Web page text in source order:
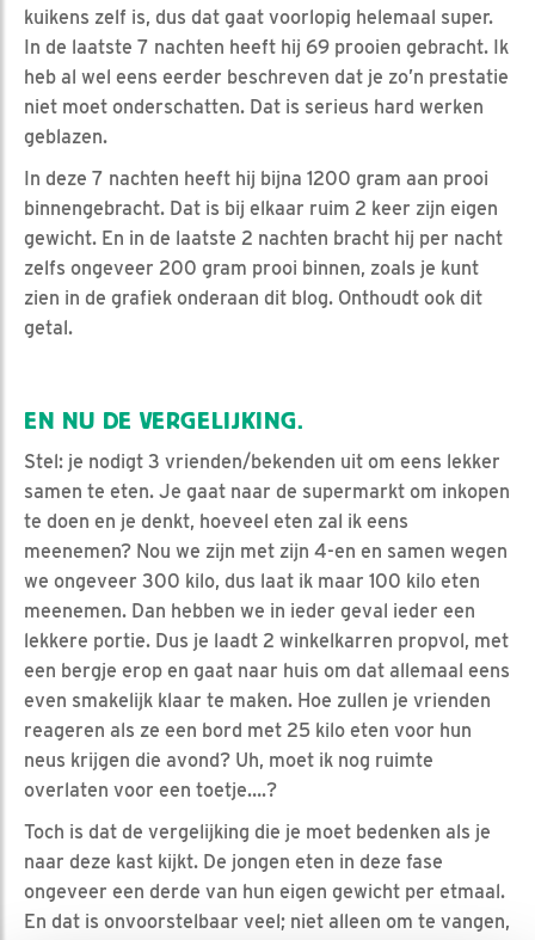
kuikens zelf is, dus dat gaat voorlopig helemaal super.
In de laatste 7 nachten heeft hij 69 prooien gebracht. Ik
heb al wel eens eerder beschreven dat je zo’n prestatie
niet moet onderschatten. Dat is serieus hard werken
geblazen.
In deze 7 nachten heeft hij bijna 1200 gram aan prooi
binnengebracht. Dat is bij elkaar ruim 2 keer zijn eigen
gewicht. En in de laatste 2 nachten bracht hij per nacht
zelfs ongeveer 200 gram prooi binnen, zoals je kunt
zien in de grafiek onderaan dit blog. Onthoudt ook dit
getal.
EN NU DE VERGELIJKING.
Stel: je nodigt 3 vrienden/bekenden uit om eens lekker
samen te eten. Je gaat naar de supermarkt om inkopen
te doen en je denkt, hoeveel eten zal ik eens
meenemen? Nou we zijn met zijn 4-en en samen wegen
we ongeveer 300 kilo, dus laat ik maar 100 kilo eten
meenemen. Dan hebben we in ieder geval ieder een
lekkere portie. Dus je laadt 2 winkelkarren propvol, met
een bergje erop en gaat naar huis om dat allemaal eens
even smakelijk klaar te maken. Hoe zullen je vrienden
reageren als ze een bord met 25 kilo eten voor hun
neus krijgen die avond? Uh, moet ik nog ruimte
overlaten voor een toetje….?
Toch is dat de vergelijking die je moet bedenken als je
naar deze kast kijkt. De jongen eten in deze fase
ongeveer een derde van hun eigen gewicht per etmaal.
En dat is onvoorstelbaar veel; niet alleen om te vangen,